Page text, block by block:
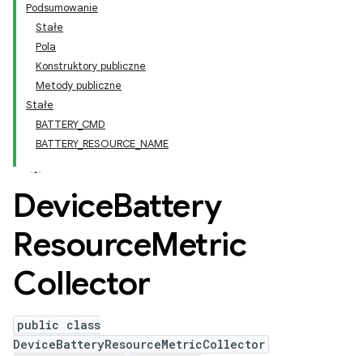
Podsumowanie
Stałe
Pola
Konstruktory publiczne
Metody publiczne
Stałe
BATTERY_CMD
BATTERY_RESOURCE_NAME
DeviceBattery
ResourceMetric
Collector
public class
DeviceBatteryResourceMetricCollector